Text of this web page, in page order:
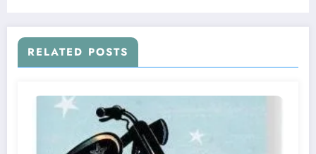
RELATED POSTS